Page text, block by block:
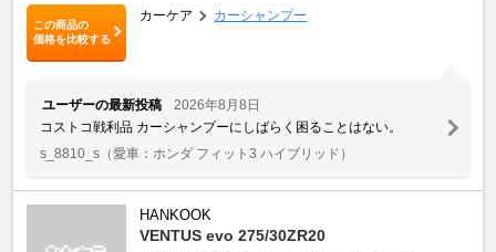
この商品の
価格を比較する
カーケア カーシャンプー
ユーザーの最新投稿
2026年8月8日
コストコ戦利品 カーシャンプーにしばらく困ることはない。
s_8810_s （愛車：ホンダ フィット3 ハイブリッド）
HANKOOK
VENTUS evo 275/30ZR20